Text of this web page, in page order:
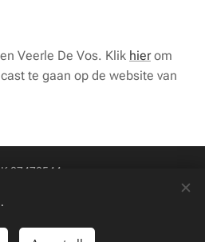
Veerle De Vos. Klik hierom
te gaan op de website van
87478544
Talen